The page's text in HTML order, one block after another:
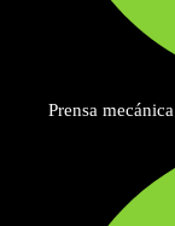
Prensa